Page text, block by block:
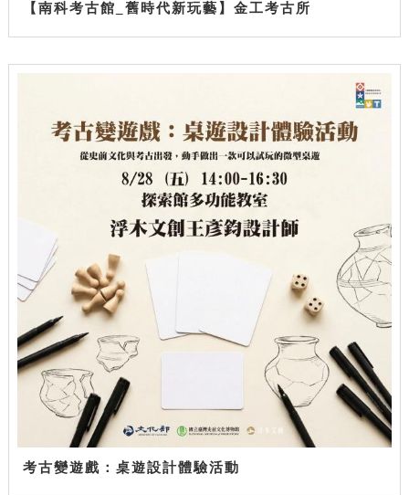
【南科考古館_舊時代新玩藝】金工考古所
考古變遊戲：桌遊設計體驗活動